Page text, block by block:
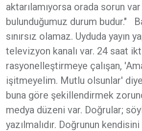
aktarılamıyorsa orada sorun
bulunduğumuz durum budur."
sınırsız olamaz. Uyduda yayın
televizyon kanalı var. 24 saat
rasyonelleştirmeye çalışan,
işitmeyelim. Mutlu olsunlar'
buna göre şekillendirmek
medya düzeni var. Doğrular;
yazılmalıdır. Doğrunun